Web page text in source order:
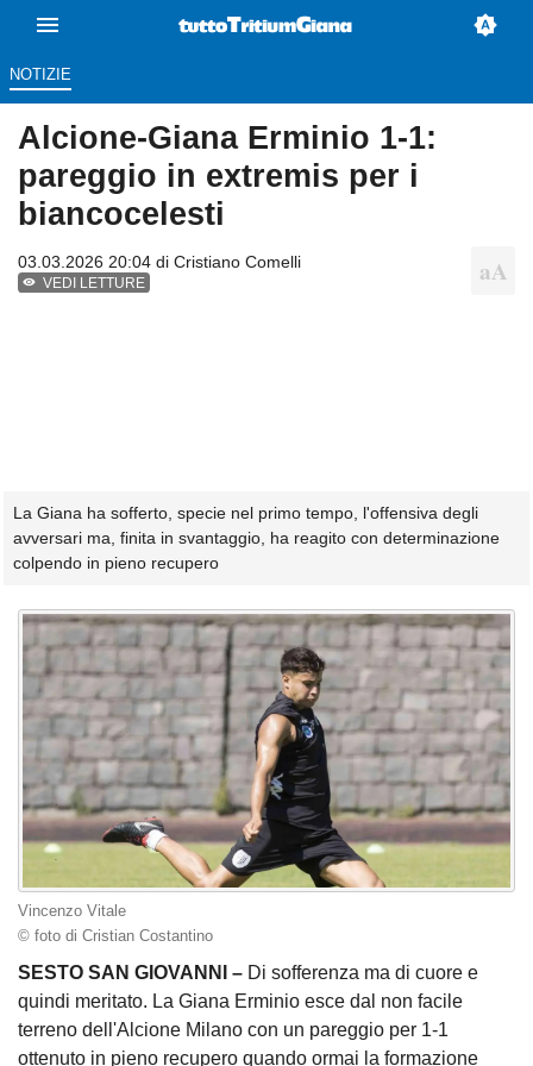
NOTIZIE
Alcione-Giana Erminio 1-1:
pareggio in extremis per i
biancocelesti
03.03.2026 20:04 di Cristiano Comelli
VEDI LETTURE
La Giana ha sofferto, specie nel primo tempo, l'offensiva degli
avversari ma, finita in svantaggio, ha reagito con determinazione
colpendo in pieno recupero
Vincenzo Vitale
© foto di Cristian Costantino
SESTO SAN GIOVANNI – Di sofferenza ma di cuore e
quindi meritato. La Giana Erminio esce dal non facile
terreno dell'Alcione Milano con un pareggio per 1-1
ottenuto in pieno recupero quando ormai la formazione